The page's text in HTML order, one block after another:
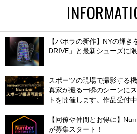
【バボラの新作】NYの輝き
DRIVE」と最新シューズに
スポーツの現場で撮影する
真家が撮る一瞬のシーンに
トを開催します。作品受付中
【同僚や仲間とお得に】
が募集スタート！